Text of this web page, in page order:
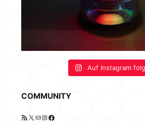
Auf Instagram
COMMUNITY
RSS-Feed
X E-MailInstagram
Facebook